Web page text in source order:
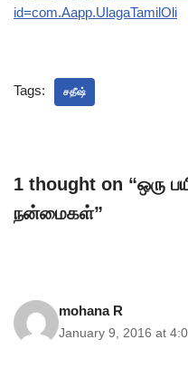
id=com.Aapp.UlagaTamilOli
Tags: சதீஷ்
1 thought on “ஒரு
நன்மைகள்”
mohana R
January 9, 2016 at